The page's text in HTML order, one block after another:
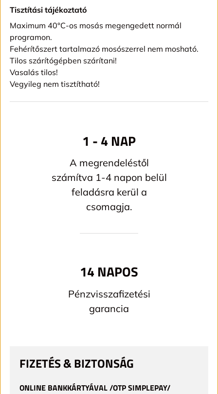
Tisztítási tájékoztató
Maximum 40°C-os mosás megengedett normál
programon.
Fehérítőszert tartalmazó mosószerrel nem mosható.
Tilos szárítógépben szárítani!
Vasalás tilos!
Vegyileg nem tisztítható!
1 - 4 NAP
A megrendeléstől
számítva 1-4 napon belül
feladásra kerül a
csomagja.
14 NAPOS
Pénzvisszafizetési
garancia
FIZETÉS & BIZTONSÁG
ONLINE BANKKÁRTYÁVAL /OTP SIMPLEPAY/